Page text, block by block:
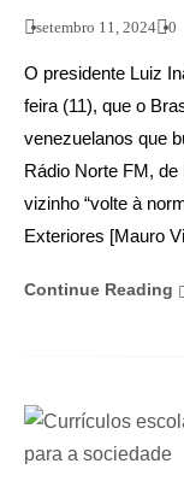
setembro 11, 2024 0
O presidente Luiz
feira (11), que o
venezuelanos que
Rádio Norte FM,
vizinho “volte à
Exteriores [Mauro
Continue Reading